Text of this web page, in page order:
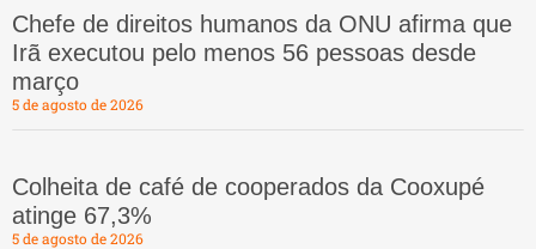
Chefe de direitos humanos da ONU afirma que
Irã executou pelo menos 56 pessoas desde
março
5 de agosto de 2026
Colheita de café de cooperados da Cooxupé
atinge 67,3%
5 de agosto de 2026